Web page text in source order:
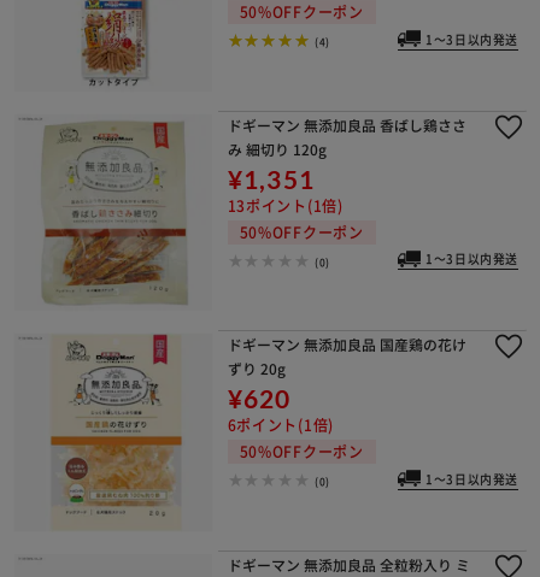
50%OFFクーポン
(4) 1～3日以内発送
ドギーマン 無添加良品 香ばし鶏ささ
み 細切り 120g
¥1,351
13ポイント(1倍)
50%OFFクーポン
(0) 1～3日以内発送
ドギーマン 無添加良品 国産鶏の花け
ずり 20g
¥620
6ポイント(1倍)
50%OFFクーポン
(0) 1～3日以内発送
ドギーマン 無添加良品 全粒粉入り ミ